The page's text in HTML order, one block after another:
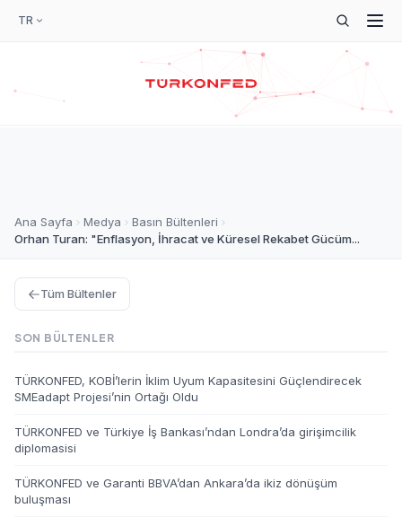
TR
Ana Sayfa Medya
Basın Bültenleri
Orhan Turan: "Enflasyon, İhracat ve Küresel Rekabet Gücüm...
Tüm Bültenler
SON BÜLTENLER
TÜRKONFED, KOBİ’lerin İklim Uyum Kapasitesini Güçlendirecek
SMEadapt Projesi’nin Ortağı Oldu
TÜRKONFED ve Türkiye İş Bankası’ndan Londra’da girişimcilik
diplomasisi
TÜRKONFED ve Garanti BBVA’dan Ankara’da ikiz dönüşüm
buluşması